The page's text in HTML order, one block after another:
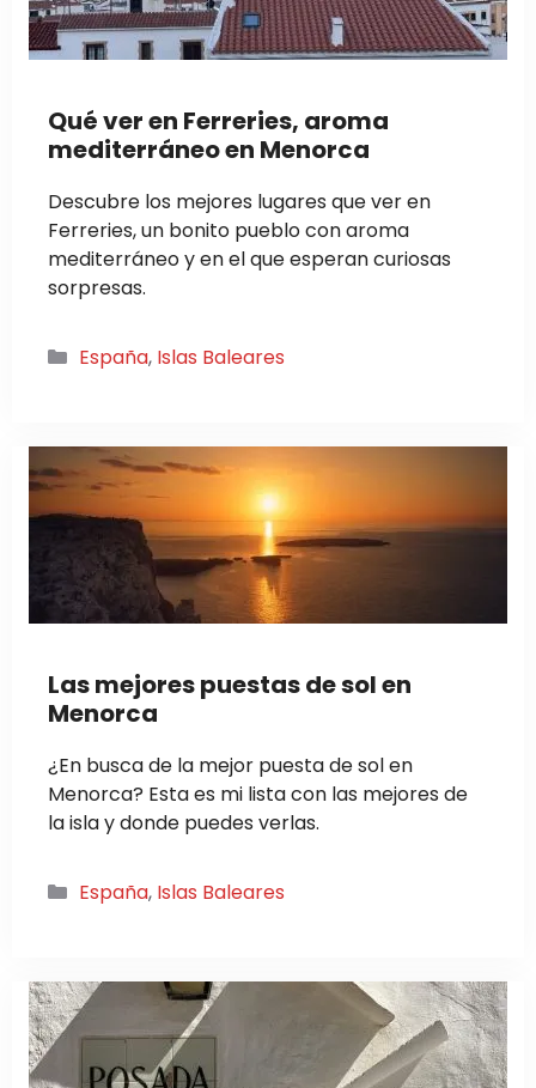
Qué ver en Ferreries, aroma
mediterráneo en Menorca
Descubre los mejores lugares que ver en
Ferreries, un bonito pueblo con aroma
mediterráneo y en el que esperan curiosas
sorpresas.
Categorías
España, Islas Baleares
Las mejores puestas de sol en
Menorca
¿En busca de la mejor puesta de sol en
Menorca? Esta es mi lista con las mejores de
la isla y donde puedes verlas.
Categorías
España, Islas Baleares